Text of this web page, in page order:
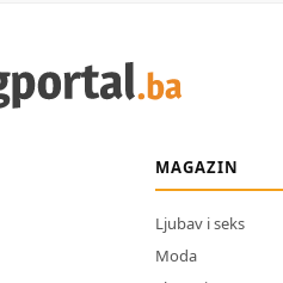
MAGAZIN
Ljubav i seks
Moda